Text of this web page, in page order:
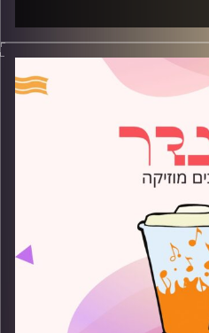
הבוקר בהגשת שיר אברני